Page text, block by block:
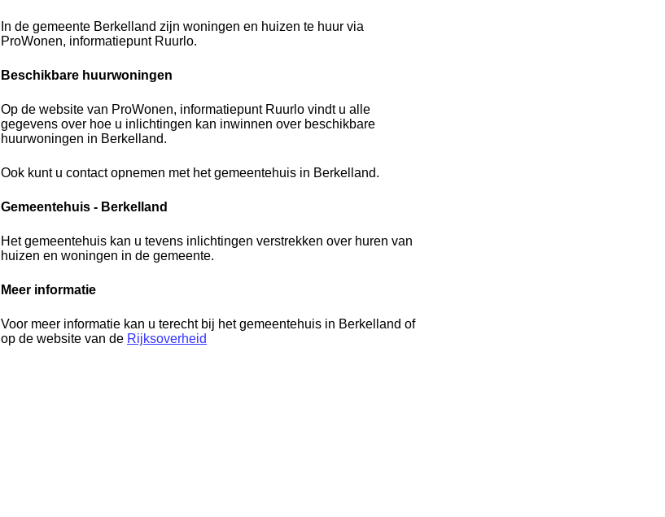
In de gemeente Berkelland zijn woningen en huizen te huur via
ProWonen, informatiepunt Ruurlo.
Beschikbare huurwoningen
Op de website van ProWonen, informatiepunt Ruurlo vindt u alle
gegevens over hoe u inlichtingen kan inwinnen over beschikbare
huurwoningen in Berkelland.
Ook kunt u contact opnemen met het gemeentehuis in Berkelland.
Gemeentehuis - Berkelland
Het gemeentehuis kan u tevens inlichtingen verstrekken over huren van
huizen en woningen in de gemeente.
Meer informatie
Voor meer informatie kan u terecht bij het gemeentehuis in Berkelland of
op de website van de Rijksoverheid